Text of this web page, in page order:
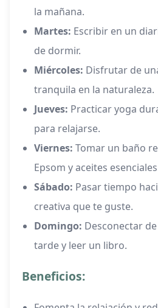
la mañana.
Martes: Escribir en un
de dormir.
Miércoles: Disfrutar de
tranquila en la naturaleza.
Jueves: Practicar yoga
para relajarse.
Viernes: Tomar un baño
Epsom y aceites
Sábado: Pasar tiempo
creativa que te guste.
Domingo: Desconectar
tarde y leer un libro.
Beneficios: